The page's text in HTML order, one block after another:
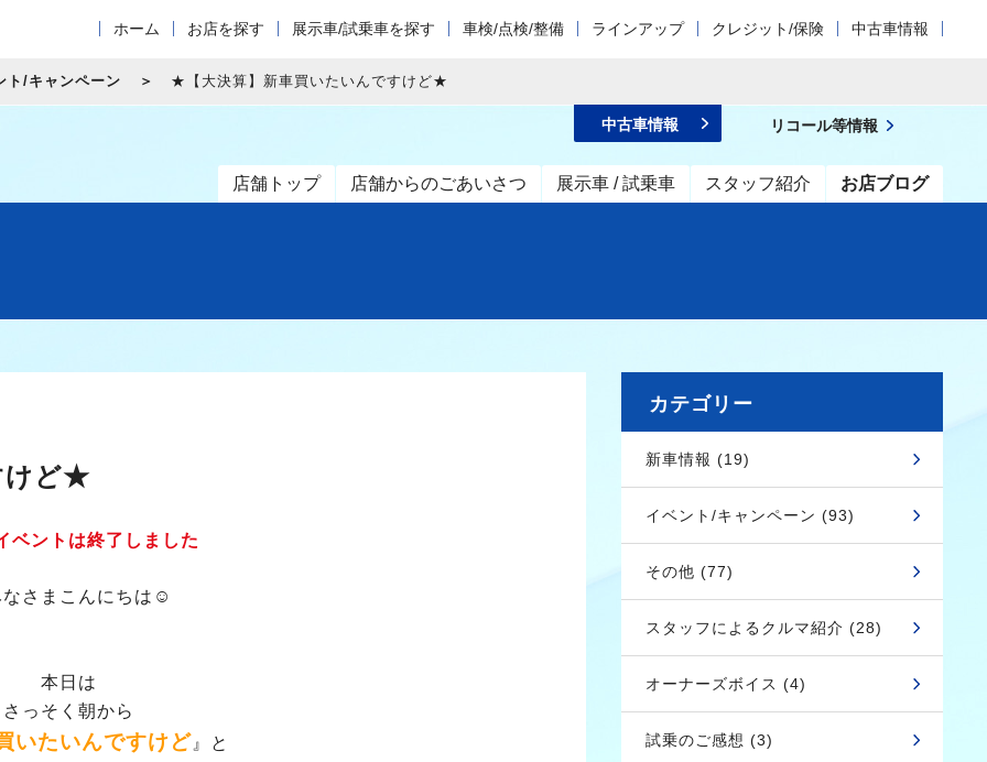
ホーム お店を探す 展示車/試乗車を探す 車検/点検/整備 ラインアップ クレジット/保険 中古車情報
ト/キャンペーン ★【大決算】新車買いたいんですけど★
店舗トップ 店舗からのごあいさつ 展示車 / 試乗車 スタッフ紹介 お店ブログ
中古車情報 リコール等情報
けど★
ベントは終了しました
さまこんにちは☺
本日は
さっそく朝から
いたいんですけど 』と
カテゴリー
新車情報 (19)
イベント/キャンペーン (93)
その他 (77)
スタッフによるクルマ紹介 (28)
オーナーズボイス (4)
試乗のご感想 (3)